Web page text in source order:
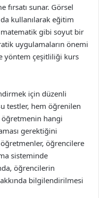
fırsatı sunar. Görsel
kullanılarak eğitim
gibi soyut bir
uygulamaların önemi
yöntem çeşitliliği kurs
için düzenli
testler, hem öğrenilen
hangi
gerektiğini
öğretmenler, öğrencilere
sisteminde
öğrencilerin
bilgilendirilmesi